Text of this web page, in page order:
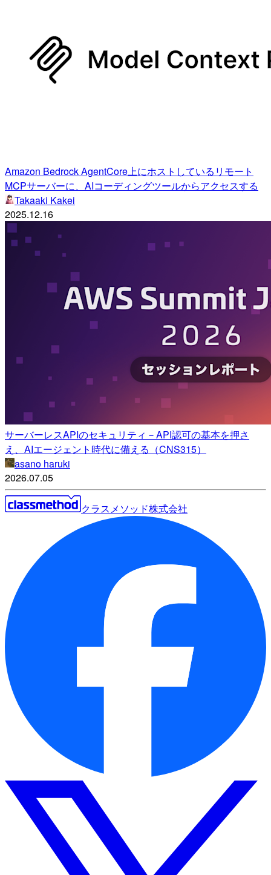
Amazon Bedrock AgentCore上にホストしているリモート
MCPサーバーに、AIコーディングツールからアクセスする
Takaaki Kakei
2025.12.16
サーバーレスAPIのセキュリティ－API認可の基本を押さ
え、AIエージェント時代に備える（CNS315）
asano haruki
2026.07.05
クラスメソッド株式会社